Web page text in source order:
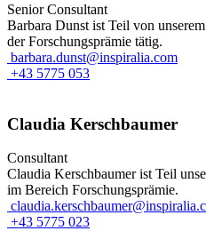
Senior Consultant
Barbara Dunst ist Teil von
der Forschungsprämie tätig.
barbara.dunst@inspiralia.com
+43 5775 053
Claudia Kerschbaumer
Consultant
Claudia Kerschbaumer ist Teil
im Bereich Forschungsprämie.
+43 5775 023